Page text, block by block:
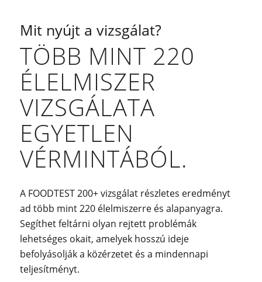
Mit nyújt a vizsgálat?
TÖBB MINT 220
ÉLELMISZER
VIZSGÁLATA
EGYETLEN
VÉRMINTÁBÓL.
A FOODTEST 200+ vizsgálat részletes eredményt
ad több mint 220 élelmiszerre és alapanyagra.
Segíthet feltárni olyan rejtett problémák
lehetséges okait, amelyek hosszú ideje
befolyásolják a közérzetet és a mindennapi
teljesítményt.